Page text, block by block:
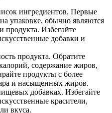
ингредиентов. Первые
упаковке, обычно являются
Избегайте
добавки и
продукта. Обратите
содержание жиров,
продукты с более
и насыщенных жиров.
добавках. Избегайте
красители,
вкуса.